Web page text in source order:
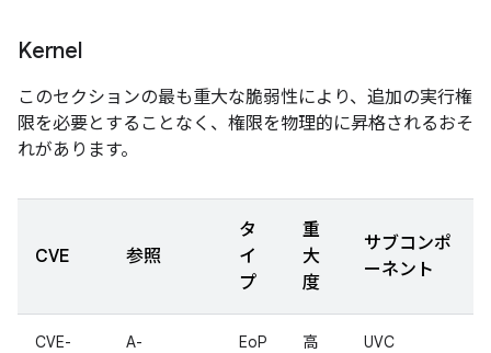
Kernel
このセクションの最も重大な脆弱性により、追加の実行権
限を必要とすることなく、権限を物理的に昇格されるおそ
れがあります。
CVE 参照
タ
イ
プ
重
大
度
サブコンポ
ーネント
CVE-
A-
EoP 高 UVC